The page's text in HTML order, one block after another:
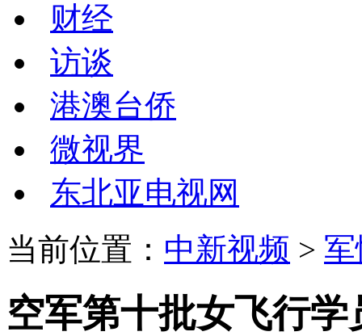
财经
访谈
港澳台侨
微视界
东北亚电视网
当前位置： 中新视频 >
空军第十批女飞行